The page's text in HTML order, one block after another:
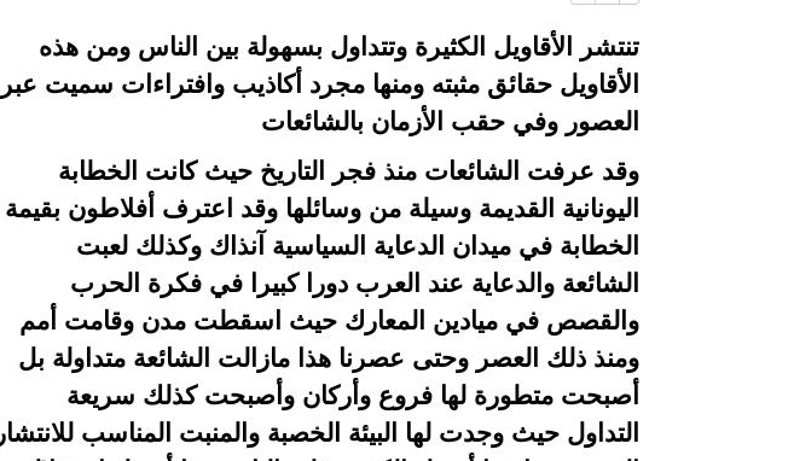
2026-08-04 بدء التسجيل في اختبارات الرخصة المهنية للوظائف التعليمية
تنتشر الأقاويل الكثيرة وتتداول بسهولة بين الناس ومن هذه
الأقاويل حقائق مثبته ومنها مجرد أكاذيب وافتراءات سميت عبر
العصور وفي حقب الأزمان بالشائعات
وقد عرفت الشائعات منذ فجر التاريخ حيث كانت الخطابة
اليونانية القديمة وسيلة من وسائلها وقد اعترف أفلاطون بقيمة
الخطابة في ميدان الدعاية السياسية آنذاك وكذلك لعبت
الشائعة والدعاية عند العرب دورا كبيرا في فكرة الحرب
والقصص في ميادين المعارك حيث اسقطت مدن وقامت أمم
ومنذ ذلك العصر وحتى عصرنا هذا مازالت الشائعة متداولة بل
أصبحت متطورة لها فروع وأركان وأصبحت كذلك سريعة
التداول حيث وجدت لها البيئة الخصبة والمنبت المناسب للانتشار